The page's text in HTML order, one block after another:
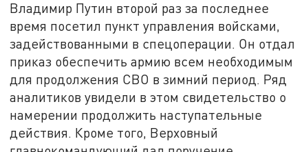
Владимир Путин второй раз за последнее
время посетил пункт управления войсками,
задействованными в спецоперации. Он отдал
приказ обеспечить армию всем необходимым
для продолжения СВО в зимний период. Ряд
аналитиков увидели в этом свидетельство о
намерении продолжить наступательные
действия. Кроме того, Верховный